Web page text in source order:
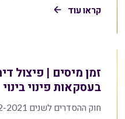
קראו עוד
זמן מיסים | פיצול
בעסקאות פינוי בינוי